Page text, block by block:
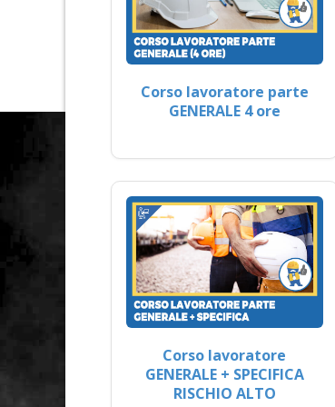
Corso lavoratore parte
GENERALE 4 ore
Corso lavoratore
GENERALE + SPECIFICA
RISCHIO ALTO